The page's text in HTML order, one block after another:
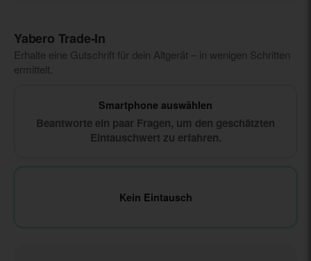
Yabero Trade‑In
Erhalte eine Gutschrift für dein Altgerät – in wenigen Schritten
ermittelt.
Smartphone auswählen
Beantworte ein paar Fragen, um den geschätzten
Eintauschwert zu erfahren.
Kein Eintausch